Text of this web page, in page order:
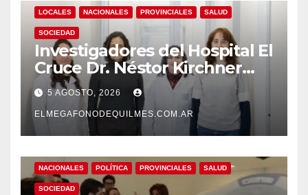
LOCALES NACIONALES PROVINCIALES SALUD
SOCIEDAD
Investigadores del Hospital El
Cruce Dr. Néstor Kirchner
desarrollan un estudio
pionero sobre el
envejecimiento cerebral y las
demencias
5 AGOSTO, 2026
ELMEGAFONODEQUILMES.COM.AR
NACIONALES POLÍTICA PROVINCIALES SALUD
SOCIEDAD